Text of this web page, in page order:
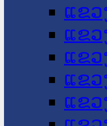
ແຂວ
ແຂ
ແຂວ
ແຂວ
ແຂວ